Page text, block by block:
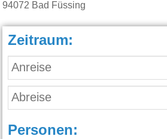
94072 Bad Füssing
Zeitraum:
Personen: